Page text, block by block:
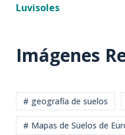
Luvisoles
Imágenes
# geografía de suelos
# Mapas de Suelos de